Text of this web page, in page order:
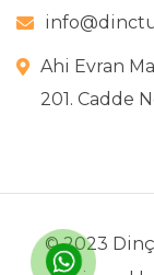
Ahi Evran
201. Cadde
© 2023